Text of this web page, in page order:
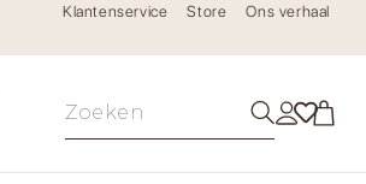
Klantenservice Store Ons verhaal